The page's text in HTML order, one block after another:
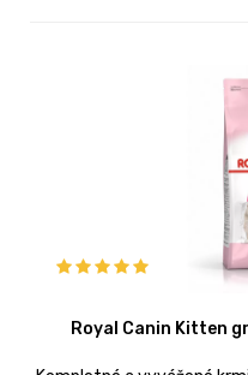
Royal Canin Kitten